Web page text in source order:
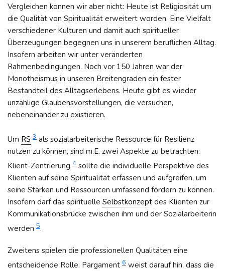
Vergleichen können wir aber nicht: Heute ist Religiosität um
die Qualität von Spiritualität erweitert worden. Eine Vielfalt
verschiedener Kulturen und damit auch spiritueller
Überzeugungen begegnen uns in unserem beruflichen Alltag.
Insofern arbeiten wir unter veränderten
Rahmenbedingungen. Noch vor 150 Jahren war der
Monotheismus in unseren Breitengraden ein fester
Bestandteil des Alltagserlebens. Heute gibt es wieder
unzählige Glaubensvorstellungen, die versuchen,
nebeneinander zu existieren.
Um RS 3 als sozialarbeiterische Ressource für Resilienz
nutzen zu können, sind m.E. zwei Aspekte zu betrachten:
Klient-Zentrierung 4 sollte die individuelle Perspektive des
Klienten auf seine Spiritualität erfassen und aufgreifen, um
seine Stärken und Ressourcen umfassend fördern zu können.
Insofern darf das spirituelle Selbstkonzept des Klienten zur
Kommunikationsbrücke zwischen ihm und der Sozialarbeiterin
werden 5.
Zweitens spielen die professionellen Qualitäten eine
entscheidende Rolle. Pargament 6 weist darauf hin, dass die